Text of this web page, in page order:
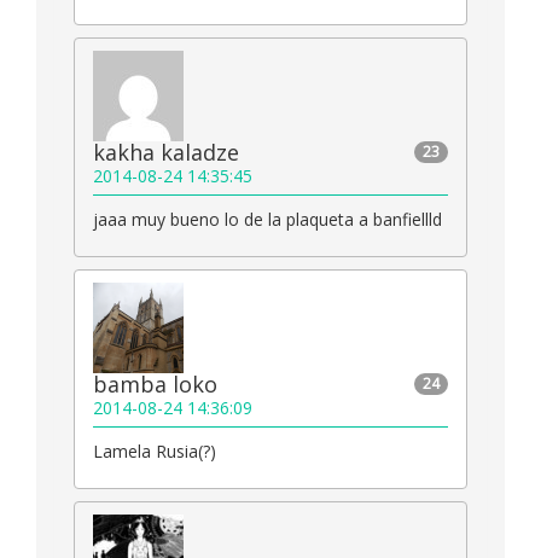
23
kakha kaladze
2014-08-24 14:35:45
jaaa muy bueno lo de la plaqueta a banfiellld
24
bamba loko
2014-08-24 14:36:09
Lamela Rusia(?)